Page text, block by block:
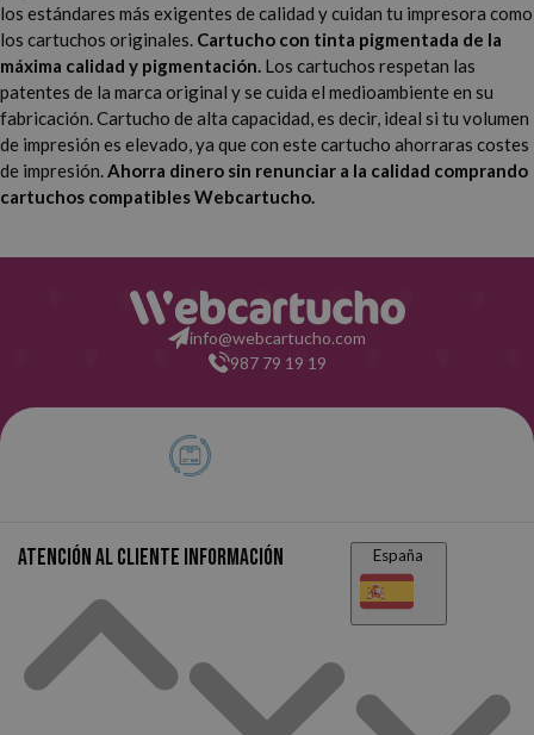
los estándares más exigentes de calidad y cuidan tu impresora como
los cartuchos originales. Cartucho con tinta pigmentada de la
máxima calidad y pigmentación. Los cartuchos respetan las
patentes de la marca original y se cuida el medioambiente en su
fabricación. Cartucho de alta capacidad, es decir, ideal si tu volumen
de impresión es elevado, ya que con este cartucho ahorraras costes
de impresión.Ahorra dinero sin renunciar a la calidad comprando
cartuchos compatibles Webcartucho.
info@webcartucho.com
987 79 19 19
Atención al cliente Información España